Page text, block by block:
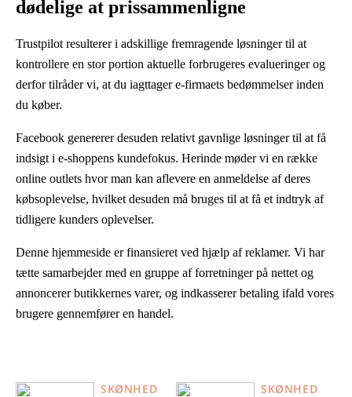
dødelige at prissammenligne
Trustpilot resulterer i adskillige fremragende løsninger til at
kontrollere en stor portion aktuelle forbrugeres evalueringer og
derfor tilråder vi, at du iagttager e-firmaets bedømmelser inden
du køber.
Facebook genererer desuden relativt gavnlige løsninger til at få
indsigt i e-shoppens kundefokus. Herinde møder vi en række
online outlets hvor man kan aflevere en anmeldelse af deres
købsoplevelse, hvilket desuden må bruges til at få et indtryk af
tidligere kunders oplevelser.
Denne hjemmeside er finansieret ved hjælp af reklamer. Vi har
tætte samarbejder med en gruppe af forretninger på nettet og
annoncerer butikkernes varer, og indkasserer betaling ifald vores
brugere gennemfører en handel.
SKØNHED SKØNHED